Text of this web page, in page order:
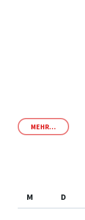
MEHR...
M
D